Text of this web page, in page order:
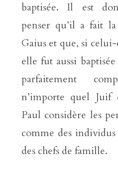
baptisée. Il est
penser qu’il a fait
Gaius et que, si
elle fut aussi
parfaitement
n’importe quel Juif
Paul considère les
comme des
des chefs de famille.